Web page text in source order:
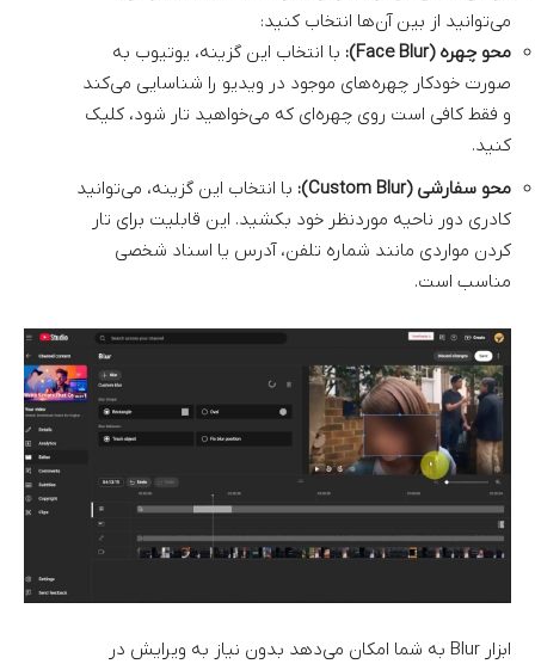
می‌توانید از بین آن‌ها انتخاب کنید:
محو چهره (Face Blur):
با انتخاب این گزینه، یوتیوب به
صورت خودکار چهره‌های موجود در ویدیو را شناسایی می‌‌کند
و فقط کافی است روی چهره‌ای که می‌خواهید تار شود، کلیک
کنید.
محو سفارشی (Custom Blur):
با انتخاب این گزینه، می‌‌توانید
کادری دور ناحیه موردنظر خود بکشید. این قابلیت برای تار
کردن مواردی مانند شماره تلفن، آدرس یا اسناد شخصی
مناسب است.
ابزار Blur به شما امکان می‌دهد بدون نیاز به ویرایش در